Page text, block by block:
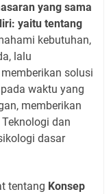
yang sama
yaitu tentang
kebutuhan,
lalu
solusi
waktu yang
memberikan
dan
dasar
tentang Konsep